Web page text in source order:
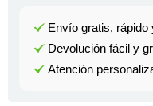
Envío gratis, rápido
Devolución fácil y
Atención